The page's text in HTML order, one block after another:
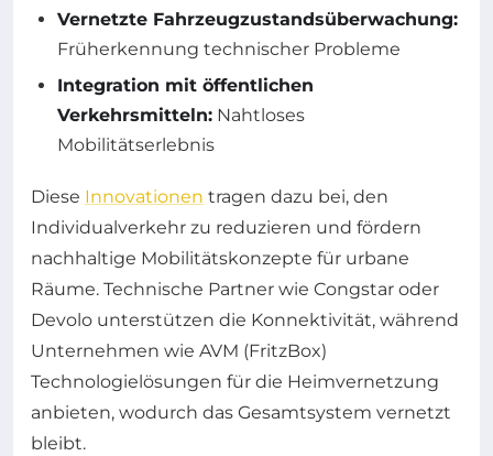
Vernetzte Fahrzeugzustandsüberwachung:
Früherkennung technischer Probleme
Integration mit öffentlichen
Verkehrsmitteln: Nahtloses
Mobilitätserlebnis
Diese Innovationen tragen dazu bei, den
Individualverkehr zu reduzieren und fördern
nachhaltige Mobilitätskonzepte für urbane
Räume. Technische Partner wie Congstar oder
Devolo unterstützen die Konnektivität, während
Unternehmen wie AVM (FritzBox)
Technologielösungen für die Heimvernetzung
anbieten, wodurch das Gesamtsystem vernetzt
bleibt.